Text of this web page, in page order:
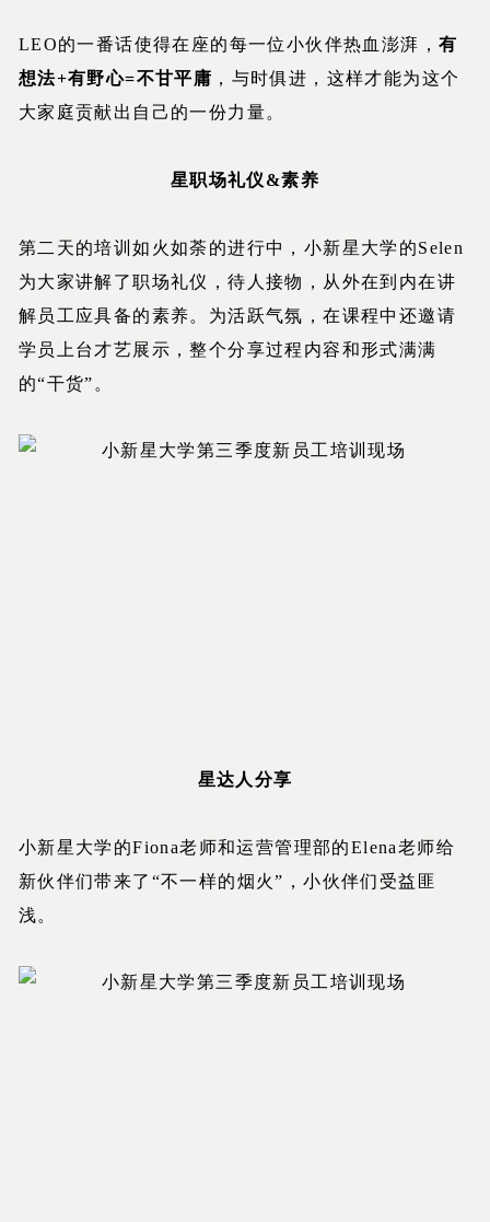
LEO的一番话使得在座的每一位小伙伴热血澎湃， 有
想法+有野心=不甘平庸 ，与时俱进，这样才能为这个
大家庭贡献出自己的一份力量。
星职场礼仪&素养
第二天的培训如火如荼的进行中，小新星大学的Selen
为大家讲解了职场礼仪，待人接物，从外在到内在讲
解员工应具备的素养。为活跃气氛，在课程中还邀请
学员上台才艺展示，整个分享过程内容和形式满满
的“干货”。
星达人分享
小新星大学的Fiona老师和运营管理部的Elena老师给
新伙伴们带来了“不一样的烟火”，小伙伴们受益匪
浅。